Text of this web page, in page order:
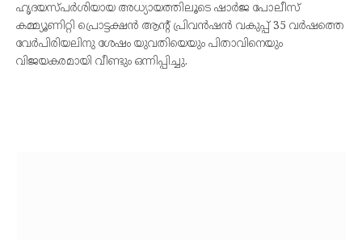
ഹൃദയസ്പര്‍ശിയായ അധ്യായത്തിലൂടെ ഷാര്‍ജ പോലീസ്
കമ്മ്യൂണിറ്റി പ്രൊട്ടക്ഷന്‍ ആന്റ് പ്രിവന്‍ഷന്‍ വകുപ്പ് 35 വര്‍ഷത്തെ
വേര്‍പിരിയലിനു ശേഷം യുവതിയെയും പിതാവിനെയും
വിജയകരമായി വീണ്ടും ഒന്നിപ്പിച്ചു.